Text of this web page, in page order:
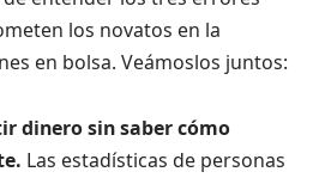
los novatos en la
en bolsa. Veámoslos juntos:
dinero sin saber cómo
Las estadísticas de personas